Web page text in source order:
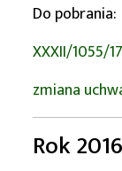
Do pobrania:
XXXII/1055/17
zmiana
Rok 2016